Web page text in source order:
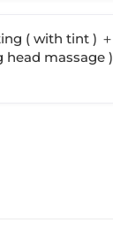
( with tint ) ＋
head massage )